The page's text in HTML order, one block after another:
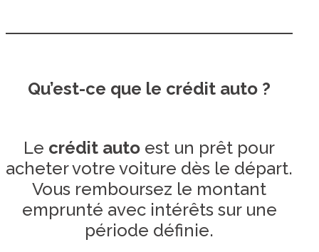
Qu’est-ce que le crédit auto ?
Le crédit auto est un prêt pour
acheter votre voiture dès le départ.
Vous remboursez le montant
emprunté avec intérêts sur une
période définie.